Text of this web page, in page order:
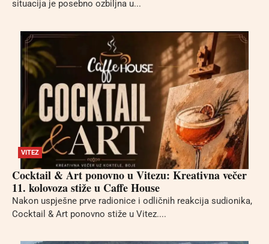
situacija je posebno ozbiljna u...
VITEZ
Cocktail & Art ponovno u Vitezu: Kreativna večer
11. kolovoza stiže u Caffe House
Nakon uspješne prve radionice i odličnih reakcija sudionika,
Cocktail & Art ponovno stiže u Vitez....